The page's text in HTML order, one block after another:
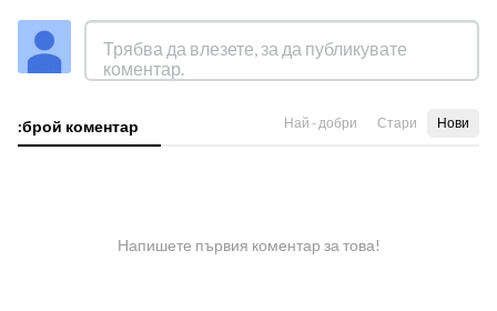
:брой коментар Най - добри Стари Нови
Напишете първия коментар за това!